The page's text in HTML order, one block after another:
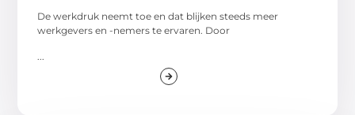
De werkdruk neemt toe en dat blijken steeds meer
werkgevers en -nemers te ervaren. Door